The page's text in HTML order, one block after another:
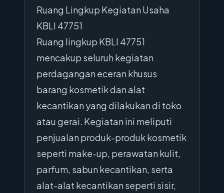
Ruang Lingkup Kegiatan Usaha
KBLI 47751
Ruang lingkup KBLI 47751
mencakup seluruh kegiatan
perdagangan eceran khusus
barang kosmetik dan alat
kecantikan yang dilakukan di toko
atau gerai. Kegiatan ini meliputi
penjualan produk-produk kosmetik
seperti make-up, perawatan kulit,
parfum, sabun kecantikan, serta
alat-alat kecantikan seperti sisir,